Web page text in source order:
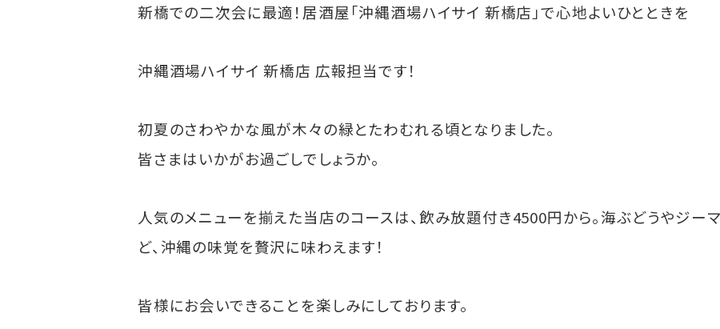
新橋での二次会に最適！居酒屋「沖縄酒場ハイサイ 新橋店」で心地よいひとときを
沖縄酒場ハイサイ 新橋店 広報担当です！
初夏のさわやかな風が木々の緑とたわむれる頃となりました。
皆さまはいかがお過ごしでしょうか。
人気のメニューを揃えた当店のコースは、飲み放題付き4500円から。海ぶどうやジー
ど、沖縄の味覚を贅沢に味わえます！
皆様にお会いできることを楽しみにしております。